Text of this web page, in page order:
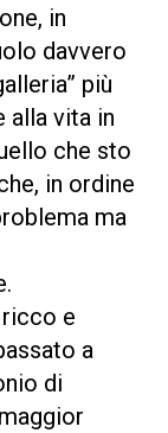
in
davvero
più
alla vita in
che sto
in ordine
ma
e
a
di